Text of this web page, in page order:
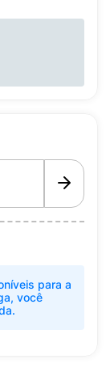
para a
você